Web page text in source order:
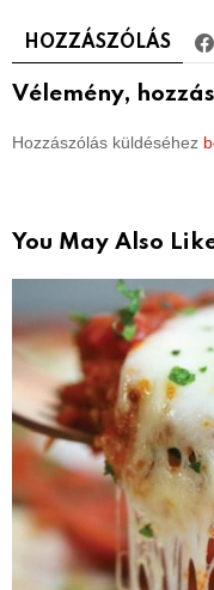
HOZZÁSZÓLÁS
Vélemény,
Hozzászólás küldéséhez
You May Also